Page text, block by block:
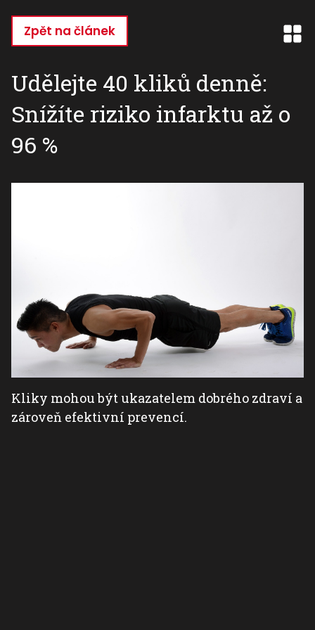
hlavnímu
Zpět na článek
Udělejte 40 kliků denně:
Snížíte riziko infarktu až o
96 %
Kliky mohou být ukazatelem dobrého zdraví a
zároveň efektivní prevencí.